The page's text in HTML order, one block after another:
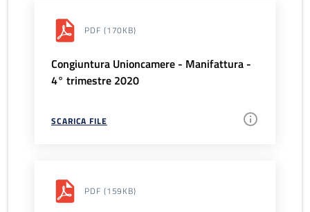
PDF (170KB)
Congiuntura Unioncamere - Manifattura -
4° trimestre 2020
SCARICA FILE
PDF (159KB)